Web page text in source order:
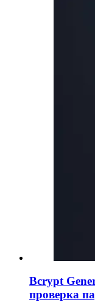
Bcrypt
проверка